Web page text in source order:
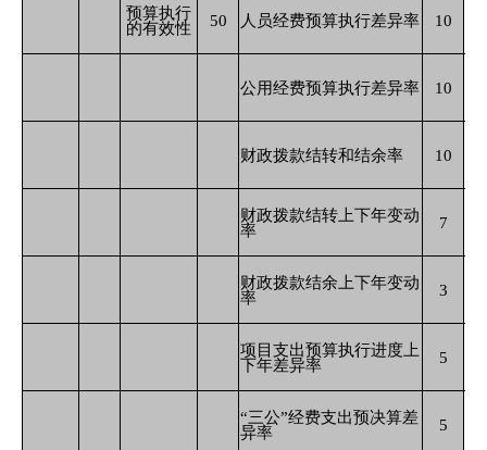
预算执行
的有效性
50 人员经费预算执行差异率 10
公用经费预算执行差异率 10
财政拨款结转和结余率 10
财政拨款结转上下年变动
率
7
财政拨款结余上下年变动
率
3
项目支出预算执行进度上
下年差异率
5
“三公”经费支出预决算差
异率
5